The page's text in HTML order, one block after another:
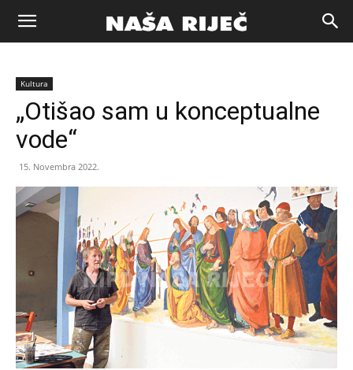
Naša
riječ
Kultura
„Otišao sam u konceptualne
vode“
15. Novembra 2022.